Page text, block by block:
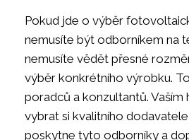
Pokud jde o výběr
nemusíte být odborníkem na
nemusíte vědět přesné
výběr konkrétního výrobku.
poradců a konzultantů. Vaším
vybrat si kvalitního
poskytne tyto odborníky a